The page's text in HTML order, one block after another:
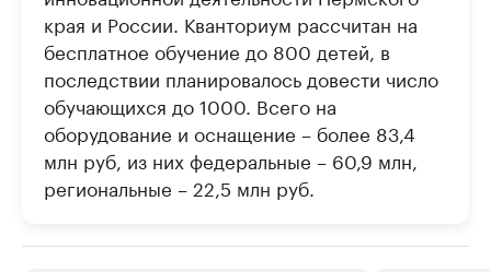
края и России. Кванториум рассчитан на
бесплатное обучение до 800 детей, в
последствии планировалось довести число
обучающихся до 1000. Всего на
оборудование и оснащение – более 83,4
млн руб, из них федеральные – 60,9 млн,
региональные – 22,5 млн руб.